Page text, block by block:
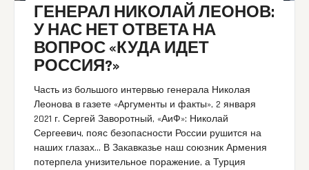
ГЕНЕРАЛ НИКОЛАЙ ЛЕОНОВ:
У НАС НЕТ ОТВЕТА НА
ВОПРОС «КУДА ИДЕТ
РОССИЯ?»
Часть из большого интервью генерала Николая
Леонова в газете «Аргументы и факты», 2 января
2021 г. Сергей Заворотный, «АиФ»: Николай
Сергеевич, пояс безопасности России рушится на
наших глазах… В Закавказье наш союзник Армения
потерпела унизительное поражение, а Турция